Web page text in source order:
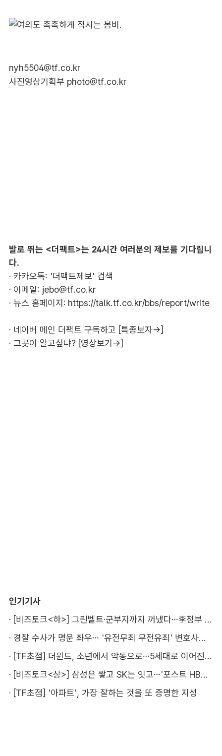
nyh5504@tf.co.kr
사진영상기획부 photo@tf.co.kr
발로 뛰는 <더팩트>는 24시간 여러분의 제보를 기다립니
다.
· 카카오톡: '더팩트제보' 검색
· 이메일: jebo@tf.co.kr
· 뉴스 홈페이지: https://talk.tf.co.kr/bbs/report/write
· 네이버 메인 더팩트 구독하고 [특종보자→]
· 그곳이 알고싶냐? [영상보기→]
인기기사
·
[비즈토크<하>] 그린벨트·군부지까지 꺼냈다…李정부 '공급 속도전' 통할까
·
경찰 수사가 명운 좌우… '유전무죄 무전유죄' 변호사비 부담 우려
·
[TF초점] 더윈드, 소년에서 악동으로…5세대로 이어진 지코·박경
·
[비즈토크<상>] 삼성은 쌓고 SK는 잇고…'포스트 HBM' 주도권 누가 잡을까
· [TF초점] '아파트', 가장 잘하는 것을 또 증명한 지성